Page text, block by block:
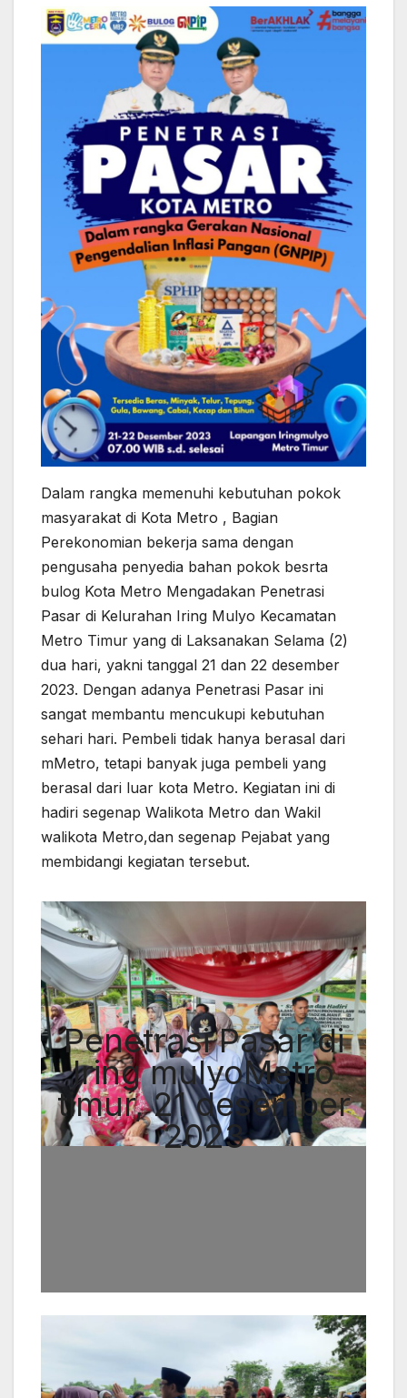
Dalam rangka memenuhi kebutuhan pokok
masyarakat di Kota Metro , Bagian
Perekonomian bekerja sama dengan
pengusaha penyedia bahan pokok besrta
bulog Kota Metro Mengadakan Penetrasi
Pasar di Kelurahan Iring Mulyo Kecamatan
Metro Timur yang di Laksanakan Selama (2)
dua hari, yakni tanggal 21 dan 22 desember
2023. Dengan adanya Penetrasi Pasar ini
sangat membantu mencukupi kebutuhan
sehari hari. Pembeli tidak hanya berasal dari
mMetro, tetapi banyak juga pembeli yang
berasal dari luar kota Metro. Kegiatan ini di
hadiri segenap Walikota Metro dan Wakil
walikota Metro,dan segenap Pejabat yang
membidangi kegiatan tersebut.
Penetrasi Pasar di
Iring mulyoMetro
timur, 21 desember
2023